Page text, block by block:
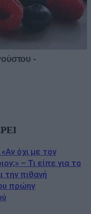
όχι με τον
– Τι είπε για το
την πιθανή
πρώην